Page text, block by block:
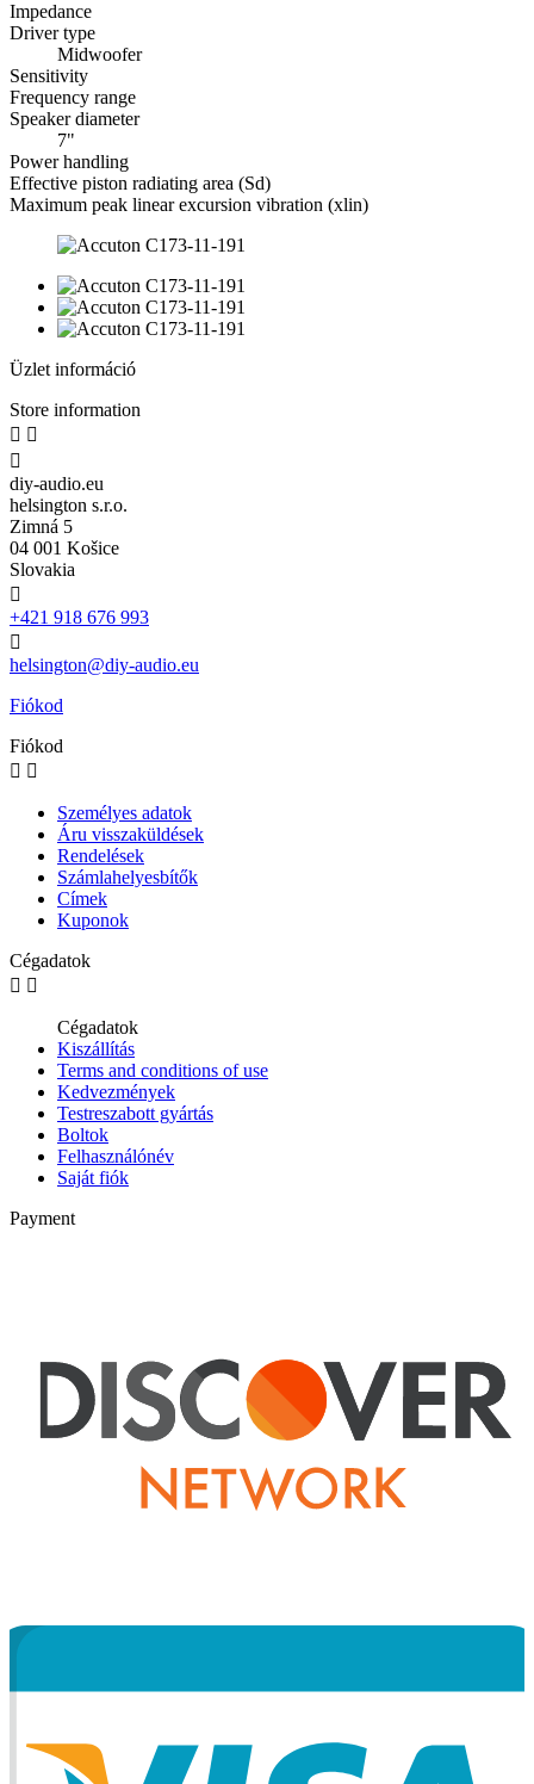
Impedance
Driver type
Midwoofer
Sensitivity
Frequency range
Speaker diameter
7"
Power handling
Effective piston radiating area (Sd)
Maximum peak linear excursion vibration (xlin)
Üzlet információ
Store information
 

diy-audio.eu
helsington s.r.o.
Zimná 5
04 001 Košice
Slovakia

+421 918 676 993

helsington@diy-audio.eu
Fiókod
Fiókod
 
Személyes adatok
Áru visszaküldések
Rendelések
Számlahelyesbítők
Címek
Kuponok
Cégadatok
 
Cégadatok
Kiszállítás
Terms and conditions of use
Kedvezmények
Testreszabott gyártás
Boltok
Felhasználónév
Saját fiók
Payment